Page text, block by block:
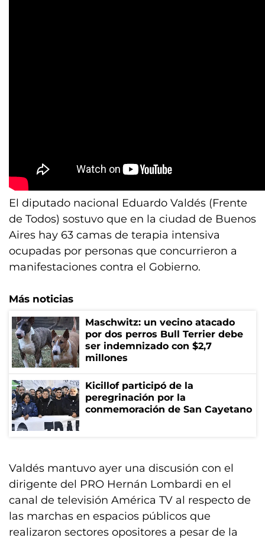
El diputado nacional Eduardo Valdés (Frente
de Todos) sostuvo que en la ciudad de Buenos
Aires hay 63 camas de terapia intensiva
ocupadas por personas que concurrieron a
manifestaciones contra el Gobierno.
Más noticias
Maschwitz: un vecino atacado
por dos perros Bull Terrier debe
ser indemnizado con $2,7
millones
Kicillof participó de la
peregrinación por la
conmemoración de San Cayetano
Valdés mantuvo ayer una discusión con el
dirigente del PRO Hernán Lombardi en el
canal de televisión América TV al respecto de
las marchas en espacios públicos que
realizaron sectores opositores a pesar de la